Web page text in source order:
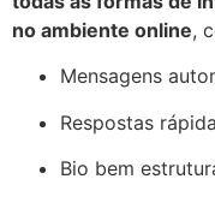
no ambiente online,
Mensagens
Respostas
Bio bem